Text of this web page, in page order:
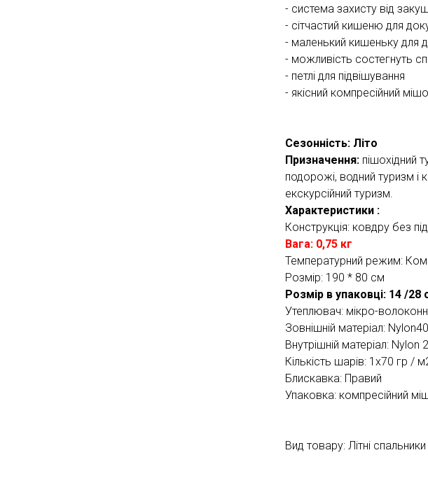
- система захисту від
- сітчастий кишеню для
- маленький кишеньку для
- можливість состегнуть
- петлі для підвішування
- якісний компресійний
Сезонність: Літо
Призначення: пішохідний
подорожі, водний туризм і
екскурсійний туризм.
Характеристики :
Конструкція: ковдру без
Вага: 0,75 кг
Температурний режим:
Розмір: 190 * 80 см
Розмір в упаковці: 14 /28
Утеплювач: мікро-
Зовнішній матеріал:
Внутрішній матеріал: Nylon
Кількість шарів: 1х70 гр /
Блискавка: Правий
Упаковка: компресійний
Вид товару: Літні спальники